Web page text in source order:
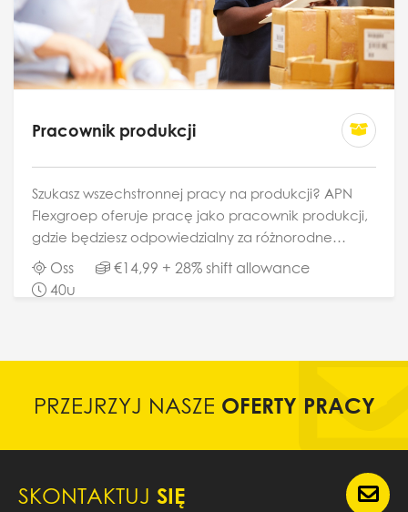
Pracownik produkcji
Szukasz wszechstronnej pracy na produkcji? APN
Flexgroep oferuje pracę jako pracownik produkcji,
gdzie będziesz odpowiedzialny za różnorodne
zadania. Obejmuje to pakowanie i/lub
przepakowywanie różnych produktów w klatkach...
Oss
€14,99 + 28% shift allowance
40u
PRZEJRZYJ NASZE OFERTY PRACY
SKONTAKTUJ SIĘ